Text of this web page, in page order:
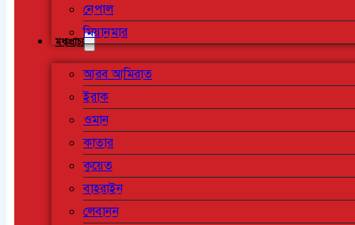
নেপাল
মিয়ানমার
মধ্যপ্রাচ্য
আরব আমিরাত
ইরাক
ওমান
কাতার
কুয়েত
বাহরাইন
লেবানন